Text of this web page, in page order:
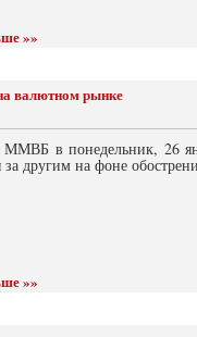
»»
валютном рынке
в понедельник, 26
другим на фоне
»»